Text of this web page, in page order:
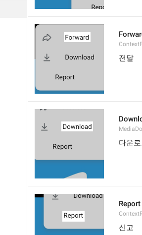
전달
다운
Report
신고